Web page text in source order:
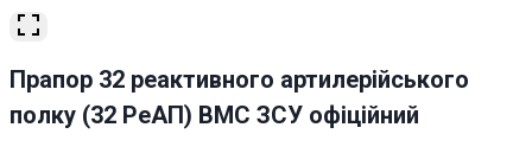
Прапор 32 реактивного артилерійського
полку (32 РеАП) ВМС ЗСУ офіційний